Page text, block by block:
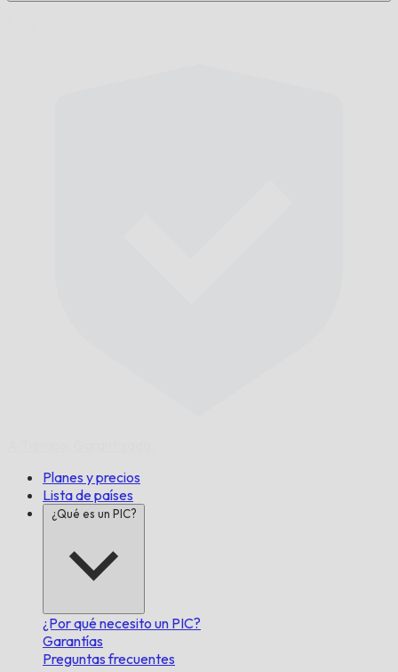
Planes y precios
Lista de países
¿Qué es un PIC?
¿Por qué necesito un PIC?
Garantías
Preguntas frecuentes